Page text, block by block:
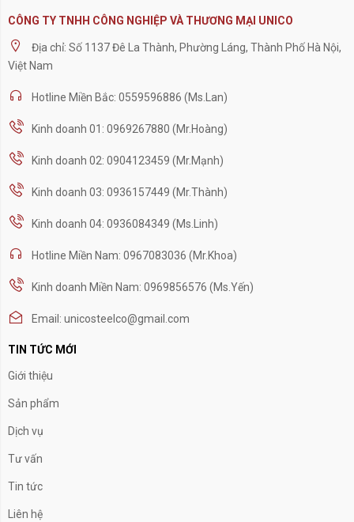
CÔNG TY TNHH CÔNG NGHIỆP VÀ THƯƠNG MẠI UNICO
Địa chỉ: Số 1137 Đê La Thành, Phường Láng, Thành Phố Hà Nội,
Việt Nam
Hotline Miền Bắc: 0559596886 (Ms.Lan)
Kinh doanh 01: 0969267880 (Mr.Hoàng)
Kinh doanh 02: 0904123459 (Mr.Mạnh)
Kinh doanh 03: 0936157449 (Mr.Thành)
Kinh doanh 04: 0936084349 (Ms.Linh)
Hotline Miền Nam: 0967083036 (Mr.Khoa)
Kinh doanh Miền Nam: 0969856576 (Ms.Yến)
Email: unicosteelco@gmail.com
TIN TỨC MỚI
Giới thiệu
Sản phẩm
Dịch vụ
Tư vấn
Tin tức
Liên hệ